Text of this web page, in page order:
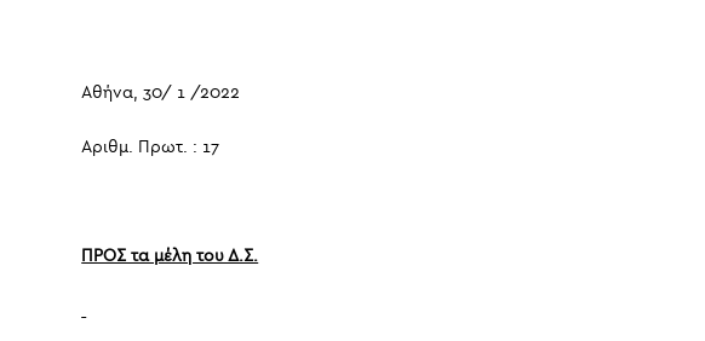
Αθήνα, 30/ 1 /2022
Αριθμ. Πρωτ. : 17
ΠΡΟΣ τα μέλη του Δ.Σ.